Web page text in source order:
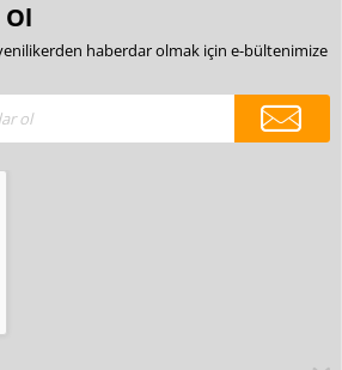
haberdar olmak için e-bültenimize